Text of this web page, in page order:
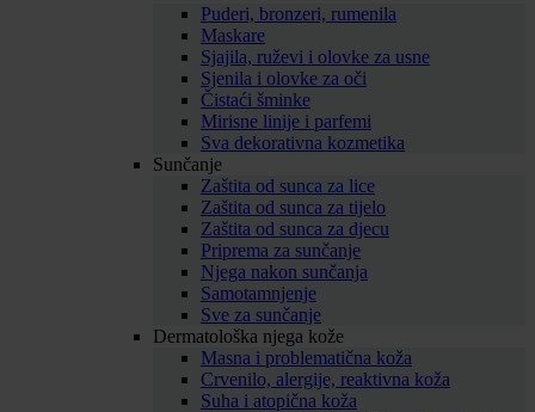
Puderi, bronzeri, rumenila
Maskare
Sjajila, ruževi i olovke za usne
Sjenila i olovke za oči
Čistaći šminke
Mirisne linije i parfemi
Sva dekorativna kozmetika
Sunčanje
Zaštita od sunca za lice
Zaštita od sunca za tijelo
Zaštita od sunca za djecu
Priprema za sunčanje
Njega nakon sunčanja
Samotamnjenje
Sve za sunčanje
Dermatološka njega kože
Masna i problematična koža
Crvenilo, alergije, reaktivna koža
Suha i atopična koža